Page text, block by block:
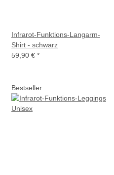
Infrarot-Funktions-Langarm-
Shirt - schwarz
59,90 € *
Bestseller